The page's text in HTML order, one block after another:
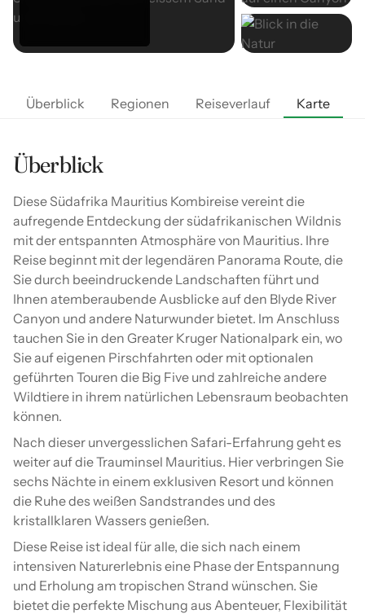
Überblick Regionen Reiseverlauf Karte
Überblick
Diese Südafrika Mauritius Kombireise vereint die
aufregende Entdeckung der südafrikanischen Wildnis
mit der entspannten Atmosphäre von Mauritius. Ihre
Reise beginnt mit der legendären Panorama Route, die
Sie durch beeindruckende Landschaften führt und
Ihnen atemberaubende Ausblicke auf den Blyde River
Canyon und andere Naturwunder bietet. Im Anschluss
tauchen Sie in den Greater Kruger Nationalpark ein, wo
Sie auf eigenen Pirschfahrten oder mit optionalen
geführten Touren die Big Five und zahlreiche andere
Wildtiere in ihrem natürlichen Lebensraum beobachten
können.
Nach dieser unvergesslichen Safari-Erfahrung geht es
weiter auf die Trauminsel Mauritius. Hier verbringen Sie
sechs Nächte in einem exklusiven Resort und können
die Ruhe des weißen Sandstrandes und des
kristallklaren Wassers genießen.
Diese Reise ist ideal für alle, die sich nach einem
intensiven Naturerlebnis eine Phase der Entspannung
und Erholung am tropischen Strand wünschen. Sie
bietet die perfekte Mischung aus Abenteuer, Flexibilität